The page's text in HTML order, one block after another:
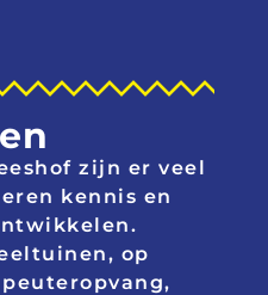
zijn er veel
kennis en
op